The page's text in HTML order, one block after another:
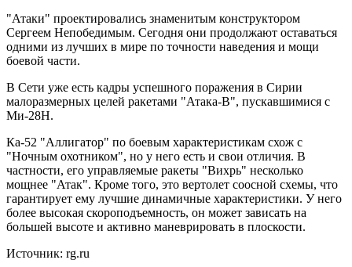
"Атаки" проектировались знаменитым конструктором
Сергеем Непобедимым. Сегодня они продолжают оставаться
одними из лучших в мире по точности наведения и мощи
боевой части.
В Сети уже есть кадры успешного поражения в Сирии
малоразмерных целей ракетами "Атака-В", пускавшимися с
Ми-28Н.
Ка-52 "Аллигатор" по боевым характеристикам схож с
"Ночным охотником", но у него есть и свои отличия. В
частности, его управляемые ракеты "Вихрь" несколько
мощнее "Атак". Кроме того, это вертолет соосной схемы, что
гарантирует ему лучшие динамичные характеристики. У него
более высокая скороподъемность, он может зависать на
большей высоте и активно маневрировать в плоскости.
Источник: rg.ru